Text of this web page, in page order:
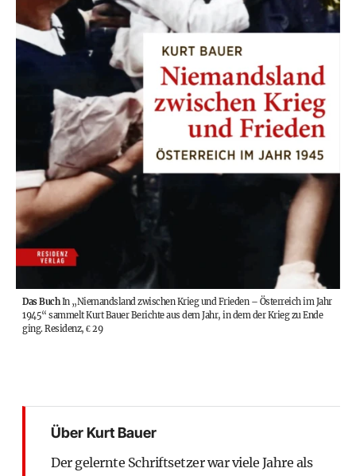
Das BuchIn „Niemandsland zwischen Krieg und Frieden – Österreich im Jahr
1945“ sammelt Kurt Bauer Berichte aus dem Jahr, in dem der Krieg zu Ende
ging. Residenz, € 29
Über Kurt Bauer
Der gelernte Schriftsetzer war viele Jahre als